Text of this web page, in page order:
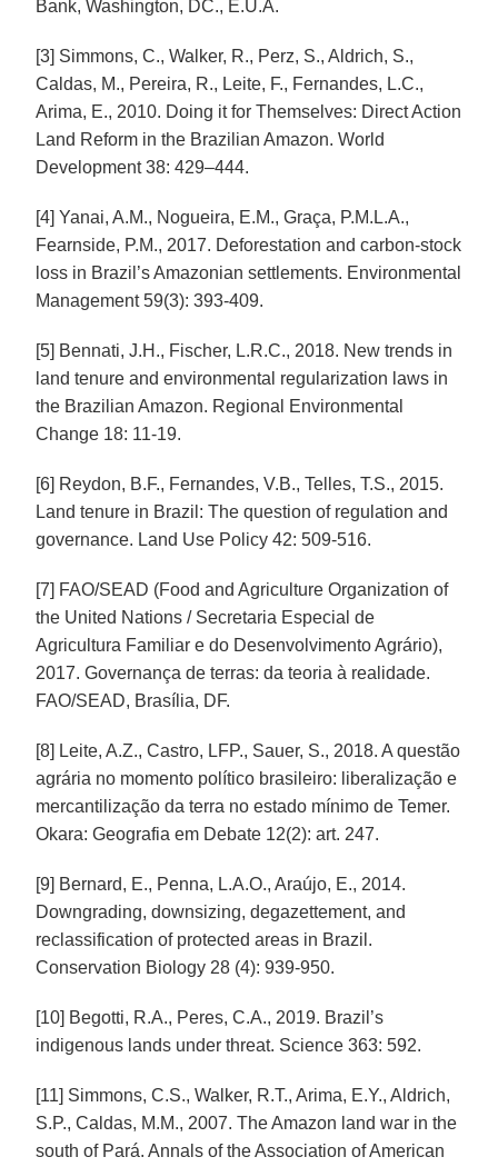
Bank, Washington, DC., E.U.A.
[3] Simmons, C., Walker, R., Perz, S., Aldrich, S.,
Caldas, M., Pereira, R., Leite, F., Fernandes, L.C.,
Arima, E., 2010. Doing it for Themselves: Direct Action
Land Reform in the Brazilian Amazon. World
Development 38: 429–444.
[4] Yanai, A.M., Nogueira, E.M., Graça, P.M.L.A.,
Fearnside, P.M., 2017. Deforestation and carbon-stock
loss in Brazil’s Amazonian settlements. Environmental
Management 59(3): 393-409.
[5] Bennati, J.H., Fischer, L.R.C., 2018. New trends in
land tenure and environmental regularization laws in
the Brazilian Amazon. Regional Environmental
Change 18: 11-19.
[6] Reydon, B.F., Fernandes, V.B., Telles, T.S., 2015.
Land tenure in Brazil: The question of regulation and
governance. Land Use Policy 42: 509-516.
[7] FAO/SEAD (Food and Agriculture Organization of
the United Nations / Secretaria Especial de
Agricultura Familiar e do Desenvolvimento Agrário),
2017. Governança de terras: da teoria à realidade.
FAO/SEAD, Brasília, DF.
[8] Leite, A.Z., Castro, LFP., Sauer, S., 2018. A questão
agrária no momento político brasileiro: liberalização e
mercantilização da terra no estado mínimo de Temer.
Okara: Geografia em Debate 12(2): art. 247.
[9] Bernard, E., Penna, L.A.O., Araújo, E., 2014.
Downgrading, downsizing, degazettement, and
reclassification of protected areas in Brazil.
Conservation Biology 28 (4): 939-950.
[10] Begotti, R.A., Peres, C.A., 2019. Brazil’s
indigenous lands under threat. Science 363: 592.
[11] Simmons, C.S., Walker, R.T., Arima, E.Y., Aldrich,
S.P., Caldas, M.M., 2007. The Amazon land war in the
south of Pará. Annals of the Association of American